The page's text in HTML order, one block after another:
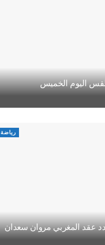
اليوم الخميس
رياضة
عقد المغربي مروان سعدان